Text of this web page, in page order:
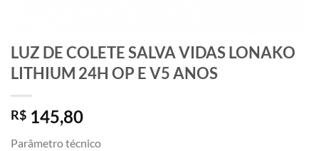
LUZ DE COLETE SALVA VIDAS LONAKO
LITHIUM 24H OP E V5 ANOS
R$ 145,80
Parâmetro técnico